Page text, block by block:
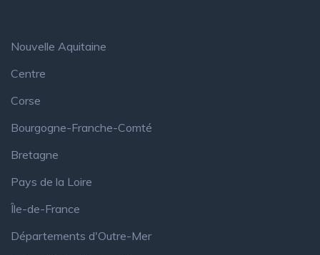
Nouvelle Aquitaine
Centre
Corse
Bourgogne-Franche-Comté
Bretagne
Pays de la Loire
Île-de-France
Départements d'Outre-Mer